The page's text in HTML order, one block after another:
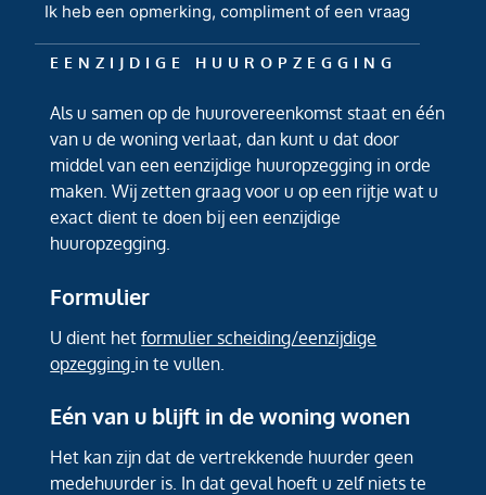
Ik heb een opmerking, compliment of een vraag
EENZIJDIGE HUUROPZEGGING
Als u samen op de huurovereenkomst staat en één
van u de woning verlaat, dan kunt u dat door
middel van een eenzijdige huuropzegging in orde
maken. Wij zetten graag voor u op een rijtje wat u
exact dient te doen bij een eenzijdige
huuropzegging.
Formulier
U dient hetformulier scheiding/eenzijdige
opzegging in te vullen.
Eén van u blijft in de woning wonen
Het kan zijn dat de vertrekkende huurder geen
medehuurder is. In dat geval hoeft u zelf niets te